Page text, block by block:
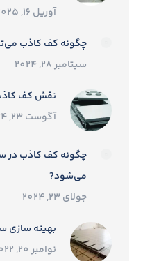
آوریل 16, 2025
چگونه کف کاذب
سپتامبر 28, 2024
نقش کف
آگوست 23, 2024
چگونه کف کاذب در
می‌شود?
جولای 23, 2024
بهینه سازی
نوامبر 20, 2022